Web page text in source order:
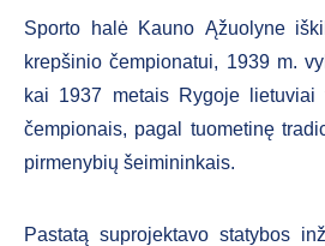
Sporto halė Kauno Ąžuolyne
krepšinio čempionatui, 1939 m.
kai 1937 metais Rygoje lietuviai
čempionais, pagal tuometinę
pirmenybių šeimininkais.
Pastatą suprojektavo statybos